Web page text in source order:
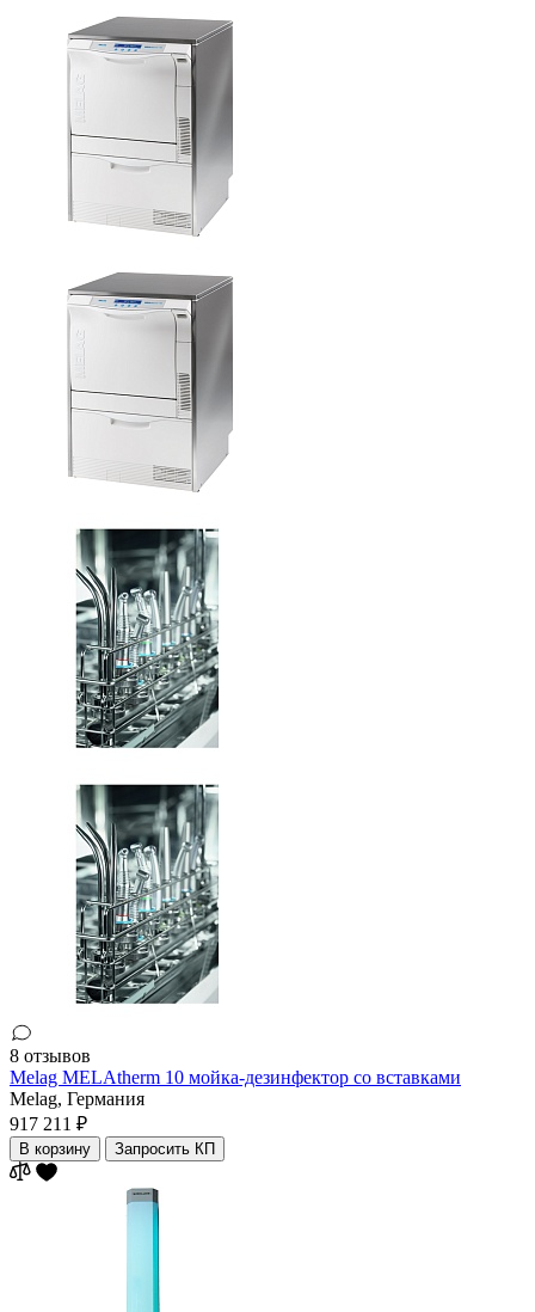
8 отзывов
Melag MELAtherm 10 мойка-дезинфектор со вставками
Melag, Германия
917 211 ₽
В корзину Запросить КП